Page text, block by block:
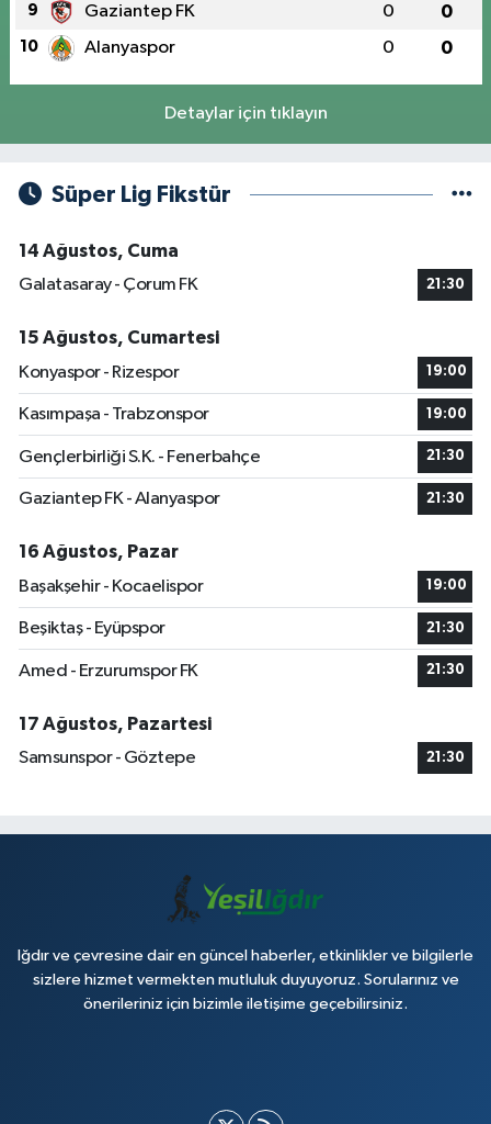
9 Gaziantep FK 0 0
10 Alanyaspor 0 0
Detaylar için tıklayın
Süper Lig Fikstür
14 Ağustos, Cuma
Galatasaray - Çorum FK
21:30
15 Ağustos, Cumartesi
Konyaspor - Rizespor
19:00
Kasımpaşa - Trabzonspor 19:00
Gençlerbirliği S.K. - Fenerbahçe 21:30
Gaziantep FK - Alanyaspor 21:30
16 Ağustos, Pazar
Başakşehir - Kocaelispor
19:00
Beşiktaş - Eyüpspor 21:30
Amed - Erzurumspor FK 21:30
17 Ağustos, Pazartesi
Samsunspor - Göztepe
21:30
Iğdır ve çevresine dair en güncel haberler, etkinlikler ve bilgilerle
sizlere hizmet vermekten mutluluk duyuyoruz. Sorularınız ve
önerileriniz için bizimle iletişime geçebilirsiniz.